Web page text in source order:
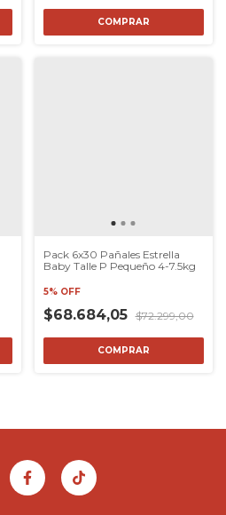
COMPRAR
Pack 6x30 Pañales Estrella
Baby Talle P Pequeño 4-7.5kg
5% OFF
$68.684,05 $72.299,00
COMPRAR